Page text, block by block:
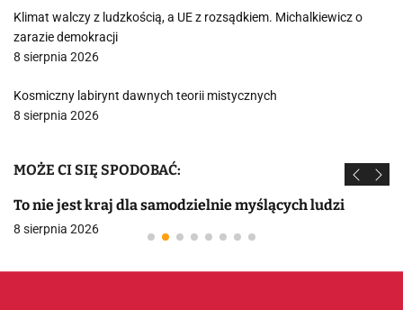
Klimat walczy z ludzkością, a UE z rozsądkiem. Michalkiewicz o
zarazie demokracji
8 sierpnia 2026
Kosmiczny labirynt dawnych teorii mistycznych
8 sierpnia 2026
MOŻE CI SIĘ SPODOBAĆ:
To nie jest kraj dla samodzielnie myślących ludzi
8 sierpnia 2026